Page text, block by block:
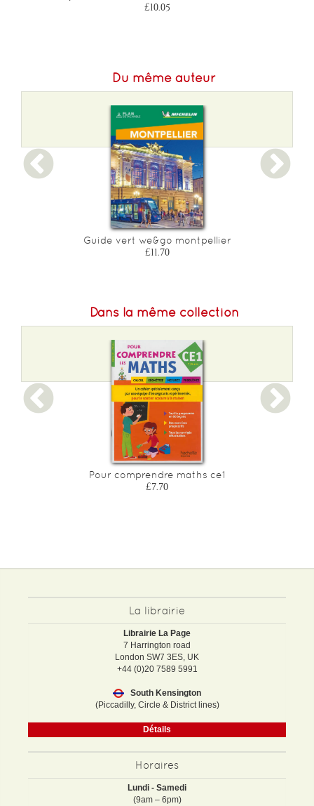
£10.05
Du même auteur
Guide vert we&go montpellier
£11.70
Dans la même collection
Pour comprendre maths ce1
£7.70
La librairie
Librairie La Page
7 Harrington road
London SW7 3ES, UK
+44 (0)20 7589 5991
South Kensington
(Piccadilly, Circle & District lines)
Détails
Horaires
Lundi - Samedi
(9am – 6pm)